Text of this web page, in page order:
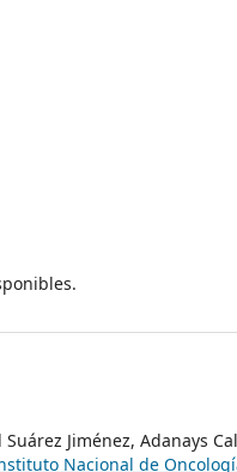
Jiménez, Adanays
Nacional de